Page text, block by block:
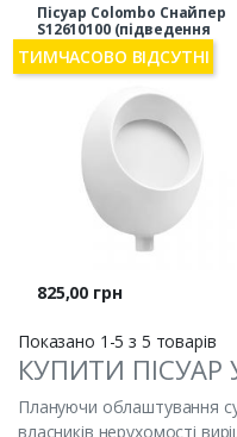
Пісуар Colombo Снайпер
S12610100 (підведення
води зверху)
Ціна
825,00 грн
ТИМЧАСОВО ВІДСУТНІ
Показано 1-5 з 5 товарів
КУПИТИ ПІСУАР
Плануючи облаштування
власників нерухомості